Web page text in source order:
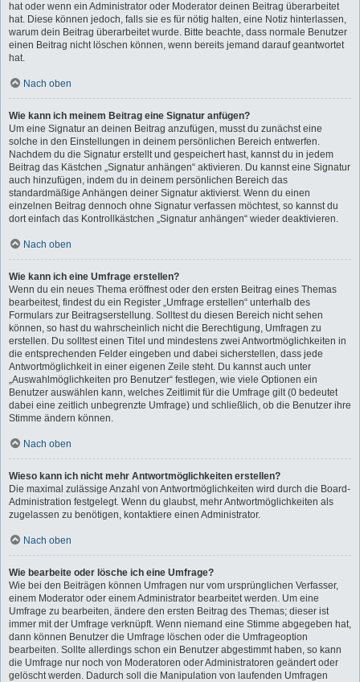
hat oder wenn ein Administrator oder Moderator deinen Beitrag überarbeitet
hat. Diese können jedoch, falls sie es für nötig halten, eine Notiz hinterlassen,
warum dein Beitrag überarbeitet wurde. Bitte beachte, dass normale Benutzer
einen Beitrag nicht löschen können, wenn bereits jemand darauf geantwortet
hat.
Nach oben
Wie kann ich meinem Beitrag eine Signatur anfügen?
Um eine Signatur an deinen Beitrag anzufügen, musst du zunächst eine
solche in den Einstellungen in deinem persönlichen Bereich entwerfen.
Nachdem du die Signatur erstellt und gespeichert hast, kannst du in jedem
Beitrag das Kästchen „Signatur anhängen“ aktivieren. Du kannst eine Signatur
auch hinzufügen, indem du in deinem persönlichen Bereich das
standardmäßige Anhängen deiner Signatur aktivierst. Wenn du einen
einzelnen Beitrag dennoch ohne Signatur verfassen möchtest, so kannst du
dort einfach das Kontrollkästchen „Signatur anhängen“ wieder deaktivieren.
Nach oben
Wie kann ich eine Umfrage erstellen?
Wenn du ein neues Thema eröffnest oder den ersten Beitrag eines Themas
bearbeitest, findest du ein Register „Umfrage erstellen“ unterhalb des
Formulars zur Beitragserstellung. Solltest du diesen Bereich nicht sehen
können, so hast du wahrscheinlich nicht die Berechtigung, Umfragen zu
erstellen. Du solltest einen Titel und mindestens zwei Antwortmöglichkeiten in
die entsprechenden Felder eingeben und dabei sicherstellen, dass jede
Antwortmöglichkeit in einer eigenen Zeile steht. Du kannst auch unter
„Auswahlmöglichkeiten pro Benutzer“ festlegen, wie viele Optionen ein
Benutzer auswählen kann, welches Zeitlimit für die Umfrage gilt (0 bedeutet
dabei eine zeitlich unbegrenzte Umfrage) und schließlich, ob die Benutzer ihre
Stimme ändern können.
Nach oben
Wieso kann ich nicht mehr Antwortmöglichkeiten erstellen?
Die maximal zulässige Anzahl von Antwortmöglichkeiten wird durch die Board-
Administration festgelegt. Wenn du glaubst, mehr Antwortmöglichkeiten als
zugelassen zu benötigen, kontaktiere einen Administrator.
Nach oben
Wie bearbeite oder lösche ich eine Umfrage?
Wie bei den Beiträgen können Umfragen nur vom ursprünglichen Verfasser,
einem Moderator oder einem Administrator bearbeitet werden. Um eine
Umfrage zu bearbeiten, ändere den ersten Beitrag des Themas; dieser ist
immer mit der Umfrage verknüpft. Wenn niemand eine Stimme abgegeben hat,
dann können Benutzer die Umfrage löschen oder die Umfrageoption
bearbeiten. Sollte allerdings schon ein Benutzer abgestimmt haben, so kann
die Umfrage nur noch von Moderatoren oder Administratoren geändert oder
gelöscht werden. Dadurch soll die Manipulation von laufenden Umfragen